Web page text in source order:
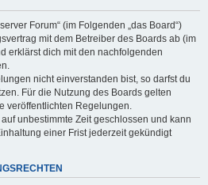
Forum“ (im Folgenden „das Board“)
mit dem Betreiber des Boards ab (im
erklärst dich mit den nachfolgenden
nicht einverstanden bist, so darfst du
Für die Nutzung des Boards gelten
veröffentlichten Regelungen.
unbestimmte Zeit geschlossen und kann
einer Frist jederzeit gekündigt